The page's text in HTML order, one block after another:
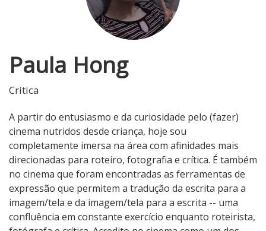
Paula Hong
Crítica
A partir do entusiasmo e da curiosidade pelo (fazer)
cinema nutridos desde criança, hoje sou
completamente imersa na área com afinidades mais
direcionadas para roteiro, fotografia e crítica. É também
no cinema que foram encontradas as ferramentas de
expressão que permitem a tradução da escrita para a
imagem/tela e da imagem/tela para a escrita -- uma
confluência em constante exercício enquanto roteirista,